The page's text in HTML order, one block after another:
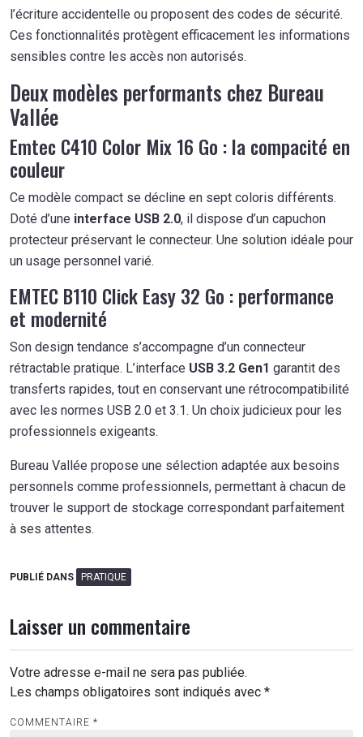
l’écriture accidentelle ou proposent des codes de sécurité.
Ces fonctionnalités protègent efficacement les informations
sensibles contre les accès non autorisés.
Deux modèles performants chez Bureau
Vallée
Emtec C410 Color Mix 16 Go : la compacité en
couleur
Ce modèle compact se décline en sept coloris différents.
Doté d’une interface USB 2.0, il dispose d’un capuchon
protecteur préservant le connecteur. Une solution idéale pour
un usage personnel varié.
EMTEC B110 Click Easy 32 Go : performance
et modernité
Son design tendance s’accompagne d’un connecteur
rétractable pratique. L’interface USB 3.2 Gen1 garantit des
transferts rapides, tout en conservant une rétrocompatibilité
avec les normes USB 2.0 et 3.1. Un choix judicieux pour les
professionnels exigeants.
Bureau Vallée propose une sélection adaptée aux besoins
personnels comme professionnels, permettant à chacun de
trouver le support de stockage correspondant parfaitement
à ses attentes.
PUBLIÉ DANS PRATIQUE
Laisser un commentaire
Votre adresse e-mail ne sera pas publiée.
Les champs obligatoires sont indiqués avec *
COMMENTAIRE *